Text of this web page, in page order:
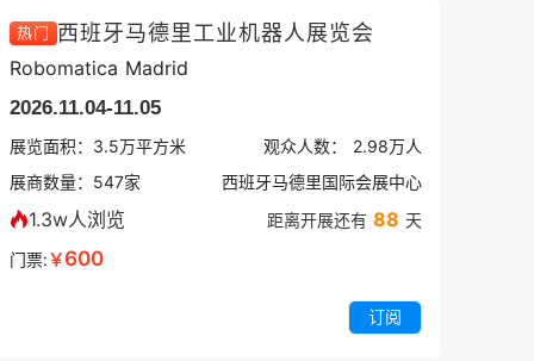
热门 西班牙马德里工业机器人展览会
Robomatica Madrid
2026.11.04-11.05
展览面积： 3.5万平方米 观众人数： 2.98万人
展商数量： 547家 西班牙马德里国际会展中心
1.3w人浏览 距离开展还有 88 天
门票:￥600
订阅